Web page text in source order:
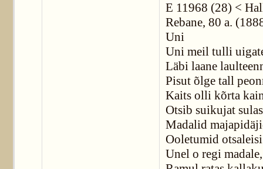
E 11968 (28) <
Rebane, 80 a.
Uni
Uni meil tulli
Läbi laane
Pisut õlge tall
Kaits olli kõrta
Otsib suikujat
Madalid
Ooletumid
Unel o regi madale,